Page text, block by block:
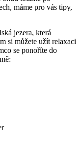
máme pro vás tipy,
jezera, která
si můžete užít relaxaci
se ponoříte do